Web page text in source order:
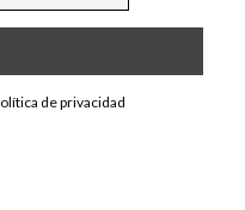
de privacidad